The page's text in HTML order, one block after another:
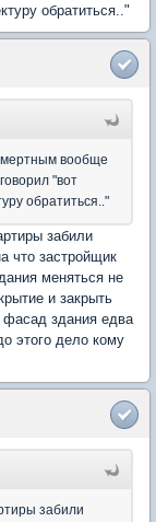
обратиться.."
вообще
"вот
обратиться.."
забили
что застройщик
меняться не
и закрыть
фасад здания едва
этого дело кому
забили